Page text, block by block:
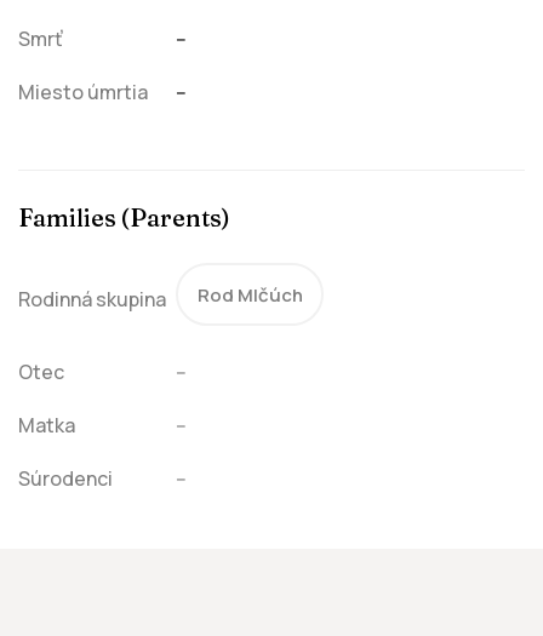
Smrť
--
Miesto úmrtia
--
Families (Parents)
Rodinná skupina Rod Mlčúch
Otec
--
Matka
--
Súrodenci
--